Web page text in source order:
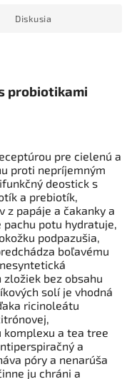
Diskusia
probiotikami
pre cielenú a
proti nepríjemným
deostick s
a prebiotík,
z papáje a čakanky a
potu hydratuje,
podpazušia,
boľavému
bez obsahu
solí je vhodná
ricinoleátu
a tea tree
a
póry a nenarúša
ju chráni a